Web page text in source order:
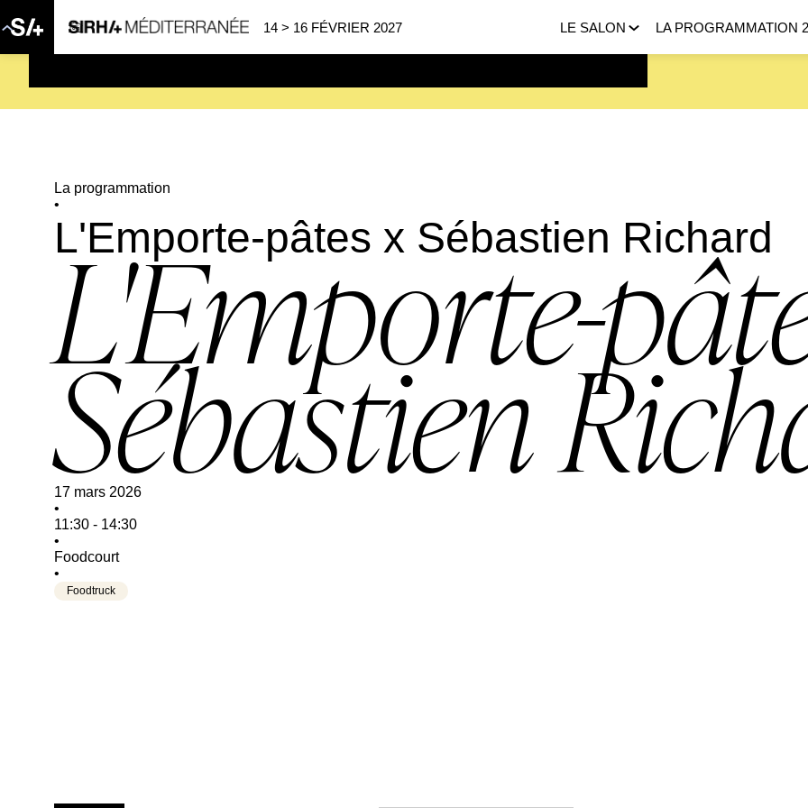
14 > 16 FÉVRIER 2027 LE SALON LA PROGRAMMATION
La programmation
•
L'Emporte-pâtes x Sébastien Richard
L'Emporte-
Sébastien
17 mars 2026
•
11:30 - 14:30
•
Foodcourt
•
Foodtruck